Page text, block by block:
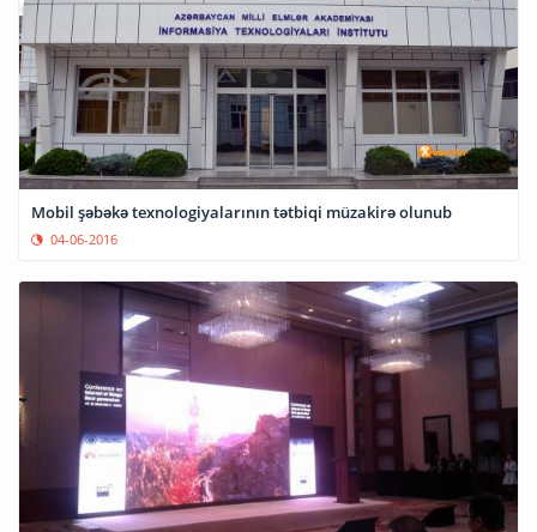
Mobil şəbəkə texnologiyalarının tətbiqi müzakirə olunub
04-06-2016